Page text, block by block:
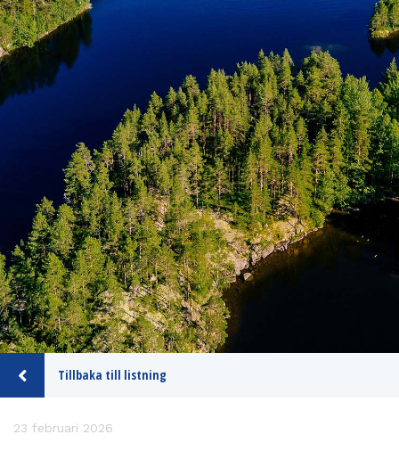
Tillbaka till listning
23 februari 2026